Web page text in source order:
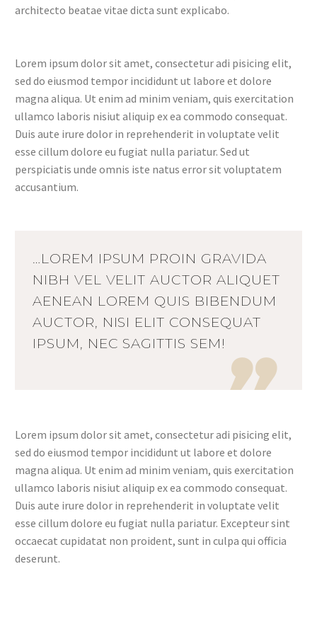
architecto beatae vitae dicta sunt explicabo.
Lorem ipsum dolor sit amet, consectetur adi pisicing elit,
sed do eiusmod tempor incididunt ut labore et dolore
magna aliqua. Ut enim ad minim veniam, quis exercitation
ullamco laboris nisiut aliquip ex ea commodo consequat.
Duis aute irure dolor in reprehenderit in voluptate velit
esse cillum dolore eu fugiat nulla pariatur. Sed ut
perspiciatis unde omnis iste natus error sit voluptatem
accusantium.
…LOREM IPSUM PROIN GRAVIDA
NIBH VEL VELIT AUCTOR ALIQUET
AENEAN LOREM QUIS BIBENDUM
AUCTOR, NISI ELIT CONSEQUAT
IPSUM, NEC SAGITTIS SEM!

Lorem ipsum dolor sit amet, consectetur adi pisicing elit,
sed do eiusmod tempor incididunt ut labore et dolore
magna aliqua. Ut enim ad minim veniam, quis exercitation
ullamco laboris nisiut aliquip ex ea commodo consequat.
Duis aute irure dolor in reprehenderit in voluptate velit
esse cillum dolore eu fugiat nulla pariatur. Excepteur sint
occaecat cupidatat non proident, sunt in culpa qui officia
deserunt.